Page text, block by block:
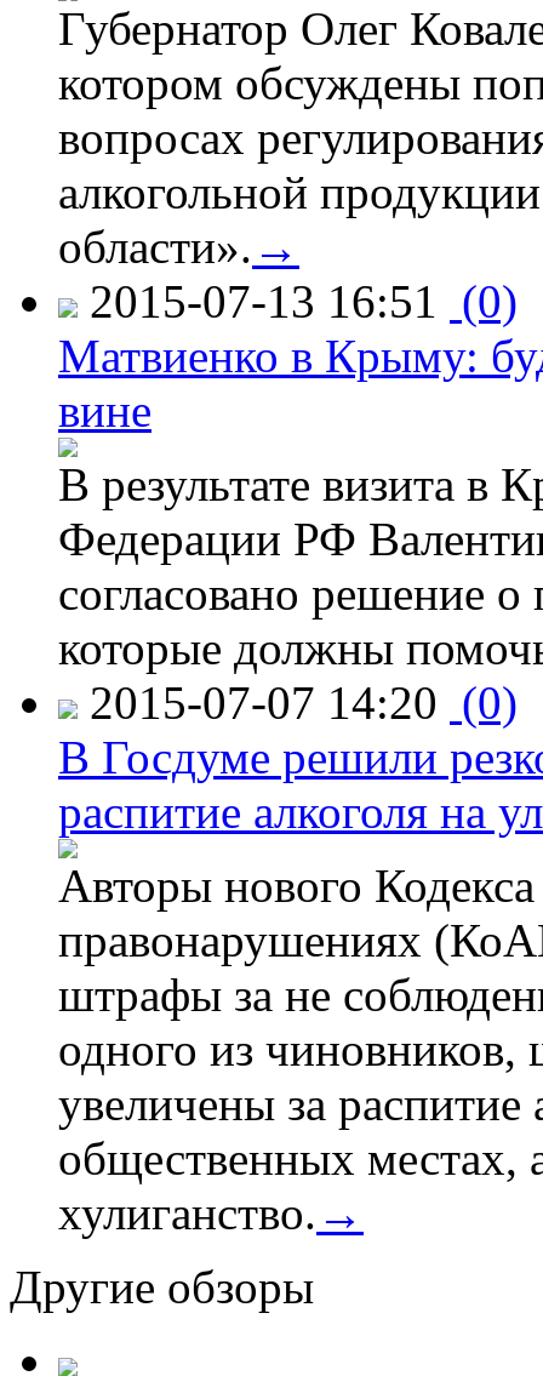
Губернатор Олег
котором обсуждены
вопросах
алкогольной
области». →
2015-07-13 16:51 (0)
Матвиенко в Крыму:
вине
В результате визита в
Федерации РФ
согласовано решение
которые должны
2015-07-07 14:20 (0)
В Госдуме решили
распитие алкоголя на
Авторы нового
правонарушениях
штрафы за не
одного из
увеличены за распитие
общественных местах,
хулиганство. →
Другие обзоры